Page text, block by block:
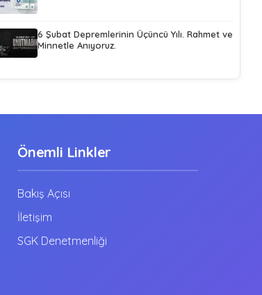
6 Şubat Depremlerinin Üçüncü Yılı. Rahmet ve
Minnetle Anıyoruz.
Önemli Linkler
Bakış Açısı
İletişim
SGK Denetmenliği